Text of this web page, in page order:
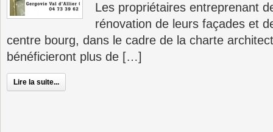
Les propriétaires entreprenant
rénovation de leurs façades et
centre bourg, dans le cadre de la charte
bénéficieront plus de […]
Lire la suite...